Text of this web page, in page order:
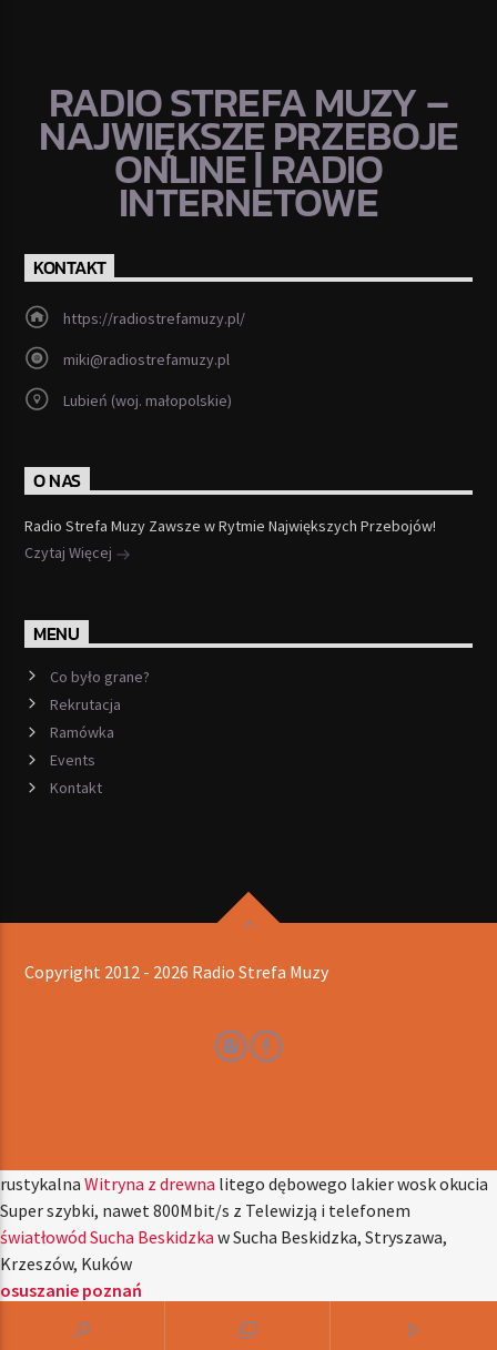
RADIO STREFA MUZY –
NAJWIĘKSZE PRZEBOJE
ONLINE | RADIO
INTERNETOWE
KONTAKT
https://radiostrefamuzy.pl/
miki@radiostrefamuzy.pl
Lubień (woj. małopolskie)
O NAS
Radio Strefa Muzy Zawsze w Rytmie Największych Przebojów!
Czytaj Więcej
MENU
Co było grane?
Rekrutacja
Ramówka
Events
Kontakt
Copyright 2012 - 2026 Radio Strefa Muzy
rustykalna Witryna z drewna litego dębowego lakier wosk okucia
Super szybki, nawet 800Mbit/s z Telewizją i telefonem
światłowód Sucha Beskidzka w Sucha Beskidzka, Stryszawa,
Krzeszów, Kuków
osuszanie poznań
kancelaria prawna nieruchomości Warszawa
najlepszy najszybszy
Serwis laptopów pruszków sprawdź już dziś